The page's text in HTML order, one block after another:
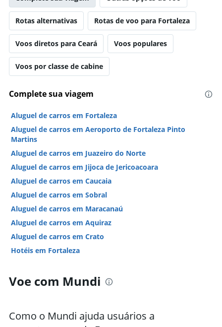
Rotas alternativas Rotas de voo para Fortaleza
Voos diretos para Ceará Voos populares
Voos por classe de cabine
Complete sua viagem
Aluguel de carros em Fortaleza
Aluguel de carros em Aeroporto de Fortaleza Pinto
Martins
Aluguel de carros em Juazeiro do Norte
Aluguel de carros em Jijoca de Jericoacoara
Aluguel de carros em Caucaia
Aluguel de carros em Sobral
Aluguel de carros em Maracanaú
Aluguel de carros em Aquiraz
Aluguel de carros em Crato
Hotéis em Fortaleza
Hotéis em Cumbuco
Hotéis em Beberibe
Voe com Mundi
Como o Mundi ajuda usuários a